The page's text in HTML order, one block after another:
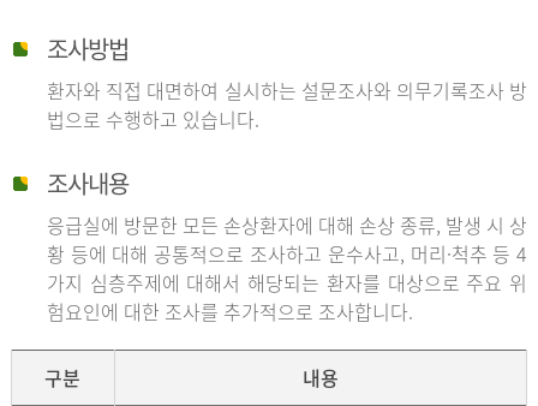
조사방법
환자와 직접 대면하여 실시하는 설문조사와 의무기록조사 방
법으로 수행하고 있습니다.
조사내용
응급실에 방문한 모든 손상환자에 대해 손상 종류, 발생 시 상
황 등에 대해 공통적으로 조사하고 운수사고, 머리·척추 등 4
가지 심층주제에 대해서 해당되는 환자를 대상으로 주요 위
험요인에 대한 조사를 추가적으로 조사합니다.
구분 내용